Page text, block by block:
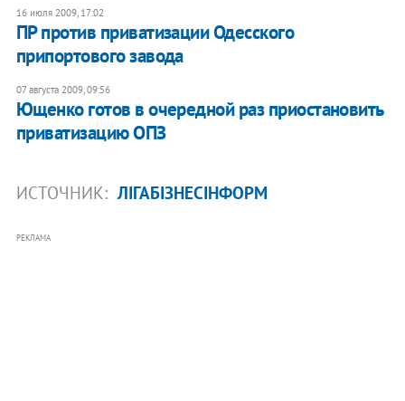
16 июля 2009, 17:02
ПР против приватизации Одесского
припортового завода
07 августа 2009, 09:56
Ющенко готов в очередной раз приостановить
приватизацию ОПЗ
ИСТОЧНИК: ЛІГАБІЗНЕСІНФОРМ
РЕКЛАМА